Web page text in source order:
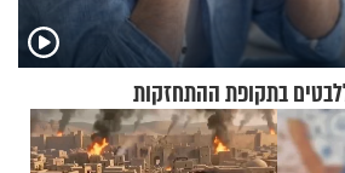
בתקופת ההתחזקות